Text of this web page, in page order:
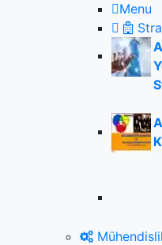
Menu